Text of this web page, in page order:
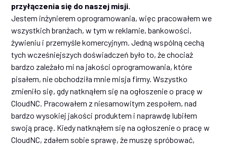
przyłączenia się do naszej misji.
Jestem inżynierem oprogramowania, więc pracowałem we
wszystkich branżach, w tym w reklamie, bankowości,
żywieniu i przemyśle komercyjnym. Jedną wspólną cechą
tych wcześniejszych doświadczeń było to, że chociaż
bardzo zależało mi na jakości oprogramowania, które
pisałem, nie obchodziła mnie misja firmy. Wszystko
zmieniło się, gdy natknąłem się na ogłoszenie o pracę w
CloudNC. Pracowałem z niesamowitym zespołem, nad
bardzo wysokiej jakości produktem i naprawdę lubiłem
swoją pracę. Kiedy natknąłem się na ogłoszenie o pracę w
CloudNC, zdałem sobie sprawę, że muszę spróbować,